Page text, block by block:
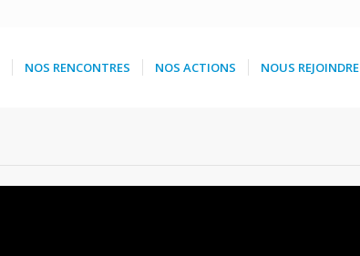
NOS RENCONTRES NOS ACTIONS NOUS REJOINDRE